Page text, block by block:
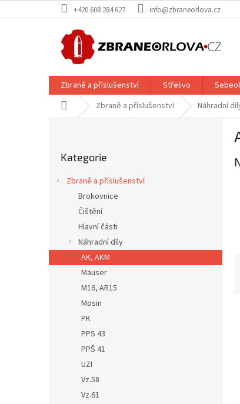
na
+420 608 284 627 info@zbraneorlova.cz
Zbraně a příslušenství Střelivo
Domů Zbraně a příslušenství Náhradní
a
n
kategorie
Kategorie
Zbraně a příslušenství
Brokovnice
Čištění
Hlavní části
Náhradní díly
AK, AKM
Mauser
M16, AR15
Mosin
PK
PPS 43
PPŠ 41
UZI
Vz.58
Vz.61